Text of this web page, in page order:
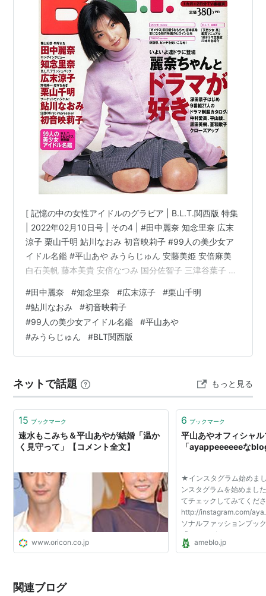
ロッカーのハナコさん（2002年8月 - 10月、NHK総
合） - 御厨みそら役
いつもふたりで（2003年1月 - 3月、フジテレビ） - 入
江知華役
帰ってきたロッカーのハナコさん（2003年10月 - 11
月、NHK総合） - 御厨みそら役
ミステリー民俗学者 八雲樹（2004年10月 - 12月、テレ
ビ朝日） - 富良野役
はるか17（2005年7月 - 9月、テレビ朝日） - 連続ドラ
マ初主演・宮前遥役
ダンディ・ダディ？〜恋愛小説家・伊崎龍之
介〜」(2009年7月-9月、テレビ朝日)
単発ドラマ
クロイツェル・ソナタ（1999年3月） - ドラマ初主演
悪いオンナ「ルーズソックス刑事」（2000年2月、
金曜エンタテイメント・浅見光彦シリーズ イーハトー
ヴの幽霊（2000年10月、フジテレビ）
学校の怪談・春の物の怪スペシャル 何かが憑いている
尚子役
VICTORY! 〜フットガールズの青春〜（2003年11月22
日、フジテレビ）
銀座ぐらん堂，送別会（2006年3月18日、テレビ東京）
熱中時間 忙中"趣味"あり（2005年、NHK-BS2）
平成教育予備校（2005年、フジテレビ）
投稿!国民生活向上センター（2005年12月27日、2006
年8月1日、フジテレビ）
はねるのトびら(2006年7月19日、フジテレビ)
深田恭子 内山理名 後藤理沙 仲根かすみ #BLT関
西版 他 |
[ 記憶の中の女性アイドルのグラビア | B.L.T.関西版 特集
| 2022年02月10日号 | その4 | #田中麗奈 知念里奈 広末
涼子 栗山千明 鮎川なおみ 初音映莉子 #99人の美少女ア
イドル名鑑 #平山あや みうらじゅん 安藤美姫 安倍麻美
白石美帆 藤本美貴 安倍なつみ 国分佐智子 三津谷葉子 加
#BLT関西版 他 | 10歳代・20歳代の男性をターゲットと
し、女性アイドルのグラビアとテレビの月刊番組表を組
み合わせた誌面!! 特に関西版は『KANSAI B.L.T.』とし
て、独自の紙面が他の版より多くなっています。 B…
#田中麗奈 #知念里奈 #広末涼子 #栗山千明
#鮎川なおみ #初音映莉子
#99人の美少女アイドル名鑑 #平山あや
#みうらじゅん #BLT関西版
ネットで話題 もっと見る
15 ブックマーク
速水もこみち＆平山あやが結婚「温か
く見守って」【コメント全文】
www.oricon.co.jp
6 ブックマーク
平山あやオフィシャ
「ayappeeeeeeな
★インスタグラム始めま
ンスタグラムを始めまし
てチェックしてみてくだ
http://instagram.com/
ソナルファッションブッ
「HAPPY★A」 （￥
ameblo.jp
関連ブログ